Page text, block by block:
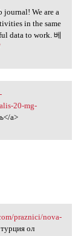
We are a
in the same
data to work. 베
20-mg-
a>
praznici/nova-
ол